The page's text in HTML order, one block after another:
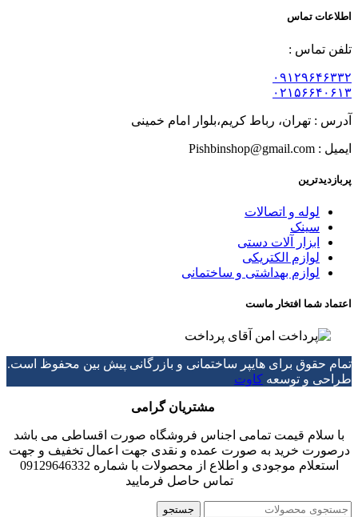
اطلاعات تماس
تلفن تماس :
۰۹۱۲۹۶۴۶۳۳۲
۰۲۱۵۶۶۴۰۶۱۳
آدرس : تهران، رباط کریم،بلوار امام خمینی
ایمیل : Pishbinshop@gmail.com
پربازدیدترین
لوله و اتصالات
سینک
ابزار آلات دستی
لوازم الکتریکی
لوازم بهداشتی و ساختمانی
اعتماد شما افتخار ماست
تمام حقوق برای هایپر ساختمانی و بازرگانی پیش بین محفوظ است.
طراحی و توسعه کاوت
مشتریان گرامی
با سلام قیمت تمامی اجناس فروشگاه صورت اقساطی می باشد
درصورت خرید به صورت عمده و نقدی جهت اعمال تخفیف و جهت
استعلام موجودی و اطلاع از محصولات با شماره 09129646332
تماس حاصل فرمایید
جستجو